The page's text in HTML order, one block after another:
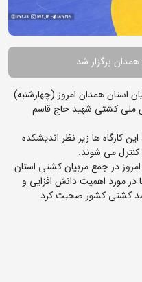
برگزار شد
استان همدان امروز (چهارشنبه)
ملی کشتی شهید حاج قاسم
کارگاه ها زیر نظر اندیشکده
کنترل می شوند.
در جمع مربیان کشتی استان
مورد اهمیت دانش افزایی و
کشتی کشور صحبت کرد.